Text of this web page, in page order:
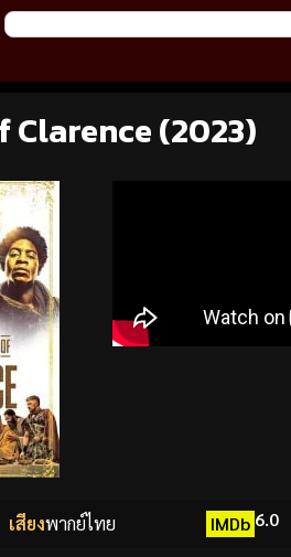
Clarence (2023)
เสียงพากย์ไทย IMDb 6.0